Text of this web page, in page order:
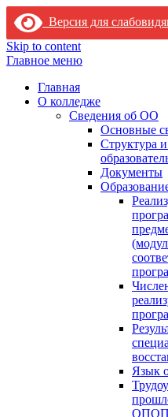
Версия для
Skip to content
Главное меню
Главная
О колледже
Сведения об ОО
Основные
Структура
Документы
Язык
ОПОП